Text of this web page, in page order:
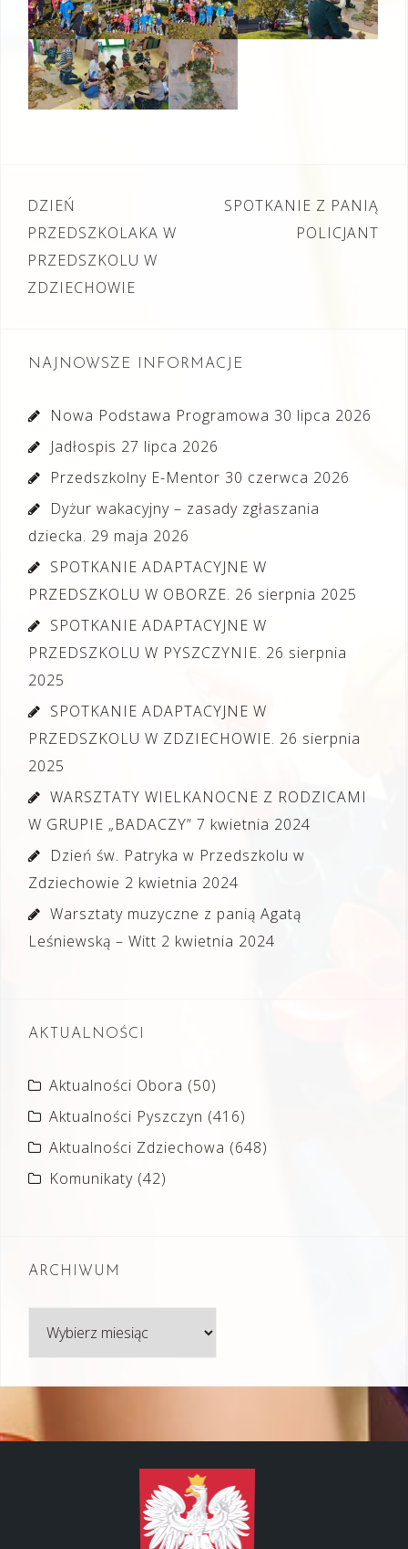
Nawigacja
wpisu
DZIEŃ
PRZEDSZKOLAKA W
PRZEDSZKOLU W
ZDZIECHOWIE
SPOTKANIE Z PANIĄ
POLICJANT
NAJNOWSZE INFORMACJE
Nowa Podstawa Programowa 30 lipca 2026
Jadłospis 27 lipca 2026
Przedszkolny E-Mentor 30 czerwca 2026
Dyżur wakacyjny – zasady zgłaszania
dziecka. 29 maja 2026
SPOTKANIE ADAPTACYJNE W
PRZEDSZKOLU W OBORZE. 26 sierpnia 2025
SPOTKANIE ADAPTACYJNE W
PRZEDSZKOLU W PYSZCZYNIE. 26 sierpnia
2025
SPOTKANIE ADAPTACYJNE W
PRZEDSZKOLU W ZDZIECHOWIE. 26 sierpnia
2025
WARSZTATY WIELKANOCNE Z RODZICAMI
W GRUPIE „BADACZY” 7 kwietnia 2024
Dzień św. Patryka w Przedszkolu w
Zdziechowie 2 kwietnia 2024
Warsztaty muzyczne z panią Agatą
Leśniewską – Witt 2 kwietnia 2024
AKTUALNOŚCI
Aktualności Obora (50)
Aktualności Pyszczyn (416)
Aktualności Zdziechowa (648)
Komunikaty (42)
ARCHIWUM